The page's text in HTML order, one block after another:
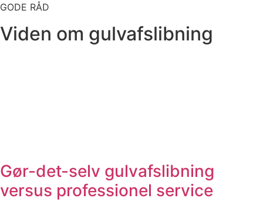
GODE RÅD
Viden om gulvafslibning
Gør-det-selv gulvafslibning
versus professionel service